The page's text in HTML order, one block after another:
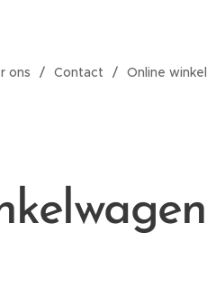
ons Contact Online winkel